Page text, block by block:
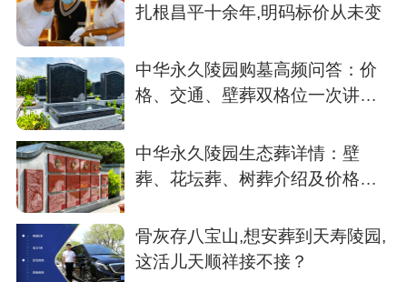
扎根昌平十余年,明码标价从未变
中华永久陵园购墓高频问答：价
格、交通、壁葬双格位一次讲清
中华永久陵园生态葬详情：壁
葬、花坛葬、树葬介绍及价格参
骨灰存八宝山,想安葬到天寿陵园,
这活儿天顺祥接不接？